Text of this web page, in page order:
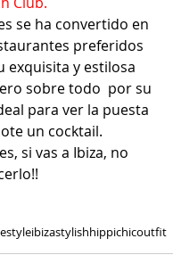
se ha convertido en
preferidos
exquisita y estilosa
sobre todo  por su
para ver la puesta
un cocktail.
si vas a Ibiza, no
ibizastylishhippichicoutfit